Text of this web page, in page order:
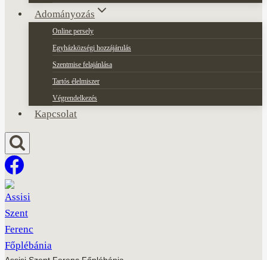
Adományozás
Online persely
Egyházközségi hozzájárulás
Szentmise felajánlása
Tartós élelmiszer
Végrendelkezés
Kapcsolat